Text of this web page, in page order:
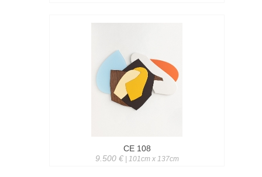
CE 108
9.500 €| 101cm x 137cm